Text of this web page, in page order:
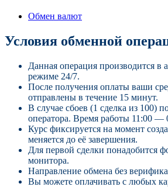
Обмен валют
Условия обменной
Данная операция производится в
режиме 24/7.
После получения оплаты ваши
отправлены в течение 15 минут.
В случае сбоев (1 сделка из 100)
оператора. Время работы 11:00 —
Курс фиксируется на момент
меняется до её завершения.
Для первой сделки понадобится
монитора.
Направление обмена без
Вы можете оплачивать с любых